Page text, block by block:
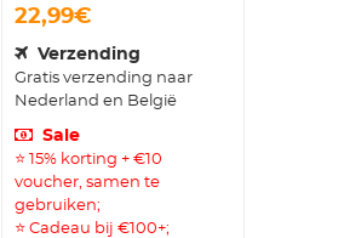
22,99€
Verzending
Gratis verzending naar
Nederland en België
Sale
⭐ 15% korting + €10
voucher, samen te
gebruiken;
⭐ Cadeau bij €100+;